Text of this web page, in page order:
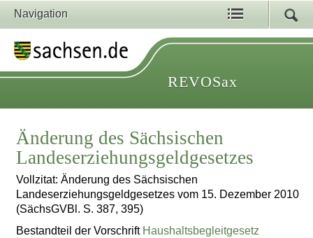
Navigation
REVOSax
Änderung des Sächsischen
Landeserziehungsgeldgesetzes
Vollzitat: Änderung des Sächsischen
Landeserziehungsgeldgesetzes vom 15. Dezember 2010
(SächsGVBl. S. 387, 395)
Bestandteil der Vorschrift Haushaltsbegleitgesetz